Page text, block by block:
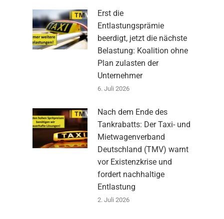
Erst die
Entlastungsprämie
beerdigt, jetzt die nächste
Belastung: Koalition ohne
Plan zulasten der
Unternehmer
6. Juli 2026
Nach dem Ende des
Tankrabatts: Der Taxi- und
Mietwagenverband
Deutschland (TMV) warnt
vor Existenzkrise und
fordert nachhaltige
Entlastung
2. Juli 2026